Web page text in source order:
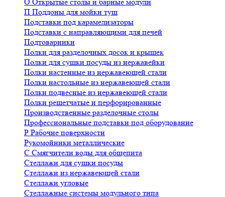
П Поддоны для мойки туш
Подставки под карамелизаторы
Подставки с направляющими для печей
Подтоварники
Полки для разделочных досок и крышек
Полки для сушки посуды из нержавейки
Полки настенные из нержавеющей стали
Полки настольные из нержавеющей стали
Полки подвесные из нержавеющей стали
Полки решетчатые и перфорированные
Производственные разделочные столы
Профессиональные подставки под оборудование
Р Рабочие поверхности
Рукомойники металлические
С Смягчители воды для общепита
Стеллажи для сушки посуды
Стеллажи из нержавеющей стали
Стеллажи угловые
Стеллажные системы модульного типа